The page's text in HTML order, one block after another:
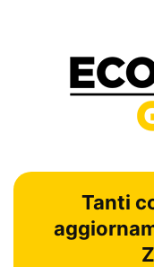
Tanti